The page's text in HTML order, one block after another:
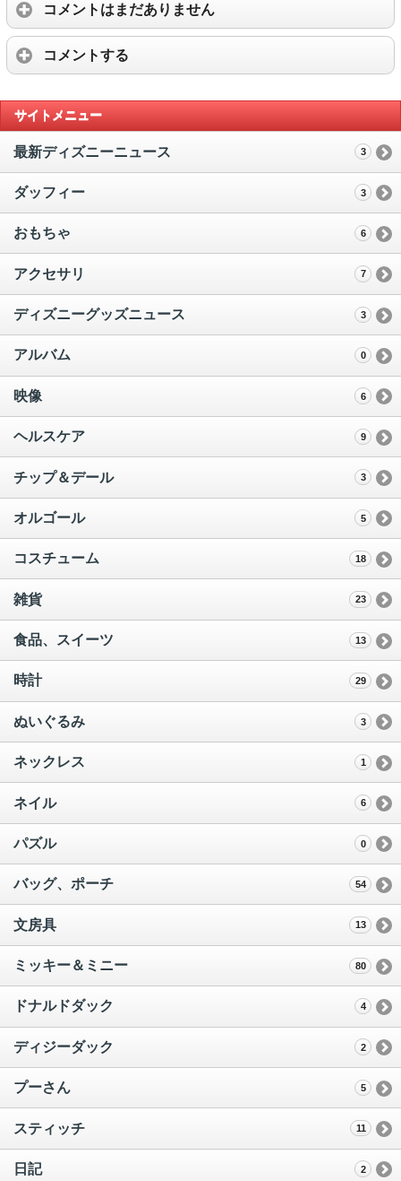
コメントはまだありません
コメントする
サイトメニュー
最新ディズニーニュース 3
ダッフィー 3
おもちゃ 6
アクセサリ 7
ディズニーグッズニュース 3
アルバム 0
映像 6
ヘルスケア 9
チップ＆デール 3
オルゴール 5
コスチューム 18
雑貨 23
食品、スイーツ 13
時計 29
ぬいぐるみ 3
ネックレス 1
ネイル 6
パズル 0
バッグ、ポーチ 54
文房具 13
ミッキー＆ミニー 80
ドナルドダック 4
ディジーダック 2
プーさん 5
スティッチ 11
日記 2